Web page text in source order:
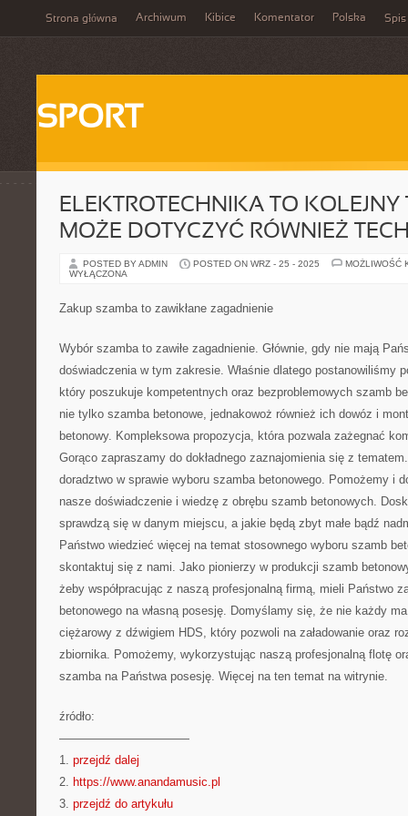
Strona główna Archiwum Kibice Komentator Polska Spis
SPORT
ELEKTROTECHNIKA TO KOLEJNY
MOŻE DOTYCZYĆ RÓWNIEŻ
POSTED BY ADMIN POSTED ON WRZ - 25 - 2025
MOŻLIWOŚĆ
WYŁĄCZONA
Zakup szamba to zawikłane zagadnienie
Wybór szamba to zawiłe zagadnienie. Głównie, gdy nie mają
doświadczenia w tym zakresie. Właśnie dlatego postanowiliśmy
który poszukuje kompetentnych oraz bezproblemowych szamb
nie tylko szamba betonowe, jednakowoż również ich dowóz i
betonowy. Kompleksowa propozycja, która pozwala zażegnać
Gorąco zapraszamy do dokładnego zaznajomienia się z
doradztwo w sprawie wyboru szamba betonowego. Pomożemy i
nasze doświadczenie i wiedzę z obrębu szamb betonowych.
sprawdzą się w danym miejscu, a jakie będą zbyt małe bądź
Państwo wiedzieć więcej na temat stosownego wyboru szamb
skontaktuj się z nami. Jako pionierzy w produkcji szamb
żeby współpracując z naszą profesjonalną firmą, mieli Państwo
betonowego na własną posesję. Domyślamy się, że nie każdy
ciężarowy z dźwigiem HDS, który pozwoli na załadowanie oraz
zbiornika. Pomożemy, wykorzystując naszą profesjonalną flotę
szamba na Państwa posesję. Więcej na ten temat na witrynie.
źródło:
———————————
1. przejdź dalej
2. https://www.anandamusic.pl
3. przejdź do artykułu